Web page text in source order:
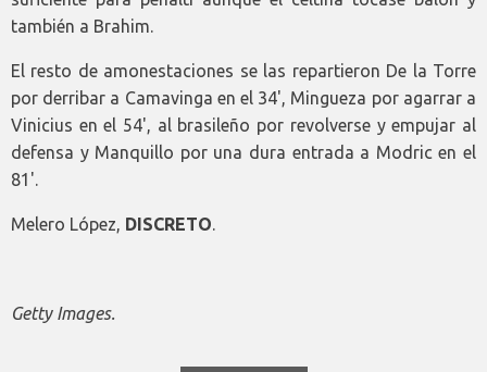
también a Brahim.
El resto de amonestaciones se las repartieron De la Torre
por derribar a Camavinga en el 34', Mingueza por agarrar a
Vinicius en el 54', al brasileño por revolverse y empujar al
defensa y Manquillo por una dura entrada a Modric en el
81'.
Melero López, DISCRETO.
Getty Images.